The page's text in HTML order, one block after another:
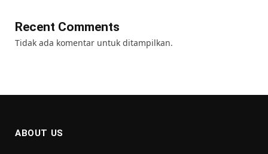
Recent Comments
Tidak ada komentar untuk ditampilkan.
ABOUT US